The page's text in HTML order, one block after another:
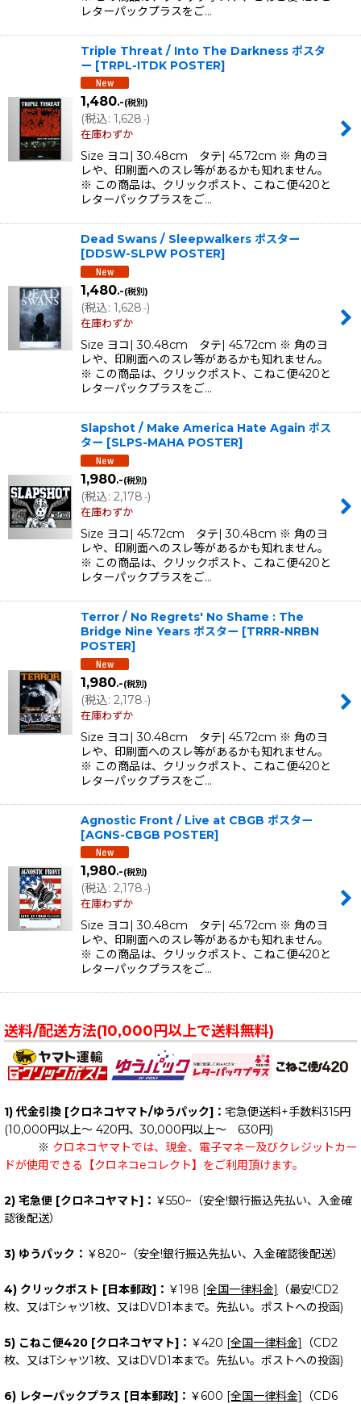
レターパックプラスをご…
Triple Threat / Into The Darkness ポスタ
ー [TRPL-ITDK POSTER]
1,480.-(税別)
(税込: 1,628.-)
在庫わずか
Size ヨコ| 30.48cm タテ| 45.72cm ※ 角のヨ
レや、印刷面へのスレ等があるかも知れません。
※ この商品は、クリックポスト、こねこ便420と
レターパックプラスをご…
Dead Swans / Sleepwalkers ポスター
[DDSW-SLPW POSTER]
1,480.-(税別)
(税込: 1,628.-)
在庫わずか
Size ヨコ| 30.48cm タテ| 45.72cm ※ 角のヨ
レや、印刷面へのスレ等があるかも知れません。
※ この商品は、クリックポスト、こねこ便420と
レターパックプラスをご…
Slapshot / Make America Hate Again ポス
ター [SLPS-MAHA POSTER]
1,980.-(税別)
(税込: 2,178.-)
在庫わずか
Size ヨコ| 45.72cm タテ| 30.48cm ※ 角のヨ
レや、印刷面へのスレ等があるかも知れません。
※ この商品は、クリックポスト、こねこ便420と
レターパックプラスをご…
Terror / No Regrets' No Shame : The
Bridge Nine Years ポスター [TRRR-NRBN
POSTER]
1,980.-(税別)
(税込: 2,178.-)
在庫わずか
Size ヨコ| 30.48cm タテ| 45.72cm ※ 角のヨ
レや、印刷面へのスレ等があるかも知れません。
※ この商品は、クリックポスト、こねこ便420と
レターパックプラスをご…
Agnostic Front / Live at CBGB ポスター
[AGNS-CBGB POSTER]
1,980.-(税別)
(税込: 2,178.-)
在庫わずか
Size ヨコ| 30.48cm タテ| 45.72cm ※ 角のヨ
レや、印刷面へのスレ等があるかも知れません。
※ この商品は、クリックポスト、こねこ便420と
レターパックプラスをご…
送料/配送方法(10,000円以上で送料無料)
1) 代金引換 [クロネコヤマト/ゆうパック]： 宅急便送料+手数料315円
(10,000円以上～ 420円、30,000円以上～ 630円)
※ クロネコヤマトでは、現金、電子マネー及びクレジットカー
ドが使用できる【クロネコeコレクト】をご利用頂けます。
2) 宅急便 [クロネコヤマト]： ￥550~（安全!銀行振込先払い、入金確
認後配送）
3) ゆうパック： ￥820~（安全!銀行振込先払い、入金確認後配送）
4) クリックポスト [日本郵政]： ￥198 [全国一律料金]
（最安!CD2
枚、又はTシャツ1枚、又はDVD1本まで。先払い。ポストへの投函)
5) こねこ便420 [クロネコヤマト]： ￥420 [全国一律料金]
（CD2
枚、又はTシャツ1枚、又はDVD1本まで。先払い。ポストへの投函)
6) レターパックプラス [日本郵政]： ￥600 [全国一律料金]
（CD6